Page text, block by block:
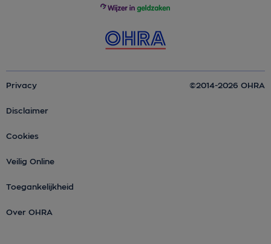
Privacy
Disclaimer
Cookies
Veilig Online
Toegankelijkheid
Over OHRA
©2014-2026 OHRA